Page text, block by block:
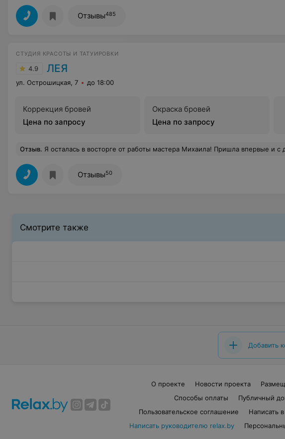
Отзывы485
СТУДИЯ КРАСОТЫ И ТАТУИРОВКИ
4.9 ЛЕЯ
ул. Острошицкая, 7 до 18:00
Коррекция бровей
Цена по запросу
Окраска бровей
Цена по запросу
Отзыв. Я осталась в восторге от работы мастера Михаила! Пришла впервые и с двумя эскизами, чтобы воплотить в одно тату. Действительно профессионально совместил всё то, что я хотела!
Отзывы50
Смотрите также
Добавить
О проекте Новости проекта
Способы оплаты
Публичный
Пользовательское соглашение
Написать
Написать руководителю relax.by